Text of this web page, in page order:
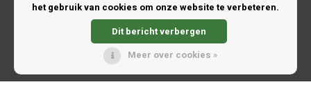
het gebruik van cookies om onze website te verbeteren.
Dit bericht verbergen
Meer over cookies »